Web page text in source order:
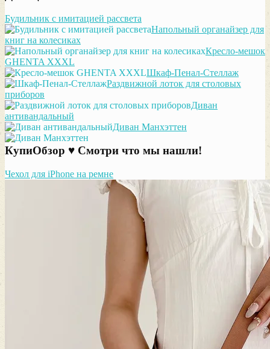
Будильник с имитацией рассвета
Напольный органайзер для
книг на колесиках
Кресло-мешок
GHENTA XXXL
Шкаф-Пенал-Стеллаж
Раздвижной лоток для столовых
приборов
Диван
антивандальный
Диван Манхэттен
КупиОбзор ♥ Смотри что мы нашли!
Чехол для iPhone на ремне